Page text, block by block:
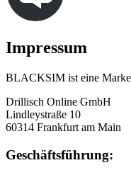
Impressum
BLACKSIM ist eine
Drillisch Online GmbH
Lindleystraße 10
60314 Frankfurt am Main
Geschäftsführung: